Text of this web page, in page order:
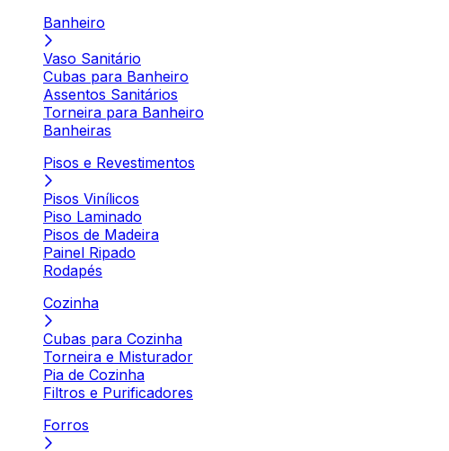
Banheiro
Vaso Sanitário
Cubas para Banheiro
Assentos Sanitários
Torneira para Banheiro
Banheiras
Pisos e Revestimentos
Pisos Vinílicos
Piso Laminado
Pisos de Madeira
Painel Ripado
Rodapés
Cozinha
Cubas para Cozinha
Torneira e Misturador
Pia de Cozinha
Filtros e Purificadores
Forros